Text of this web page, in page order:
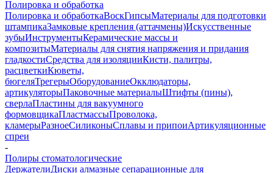
Полировка и обработка
Полировка и обработкаВоскГипсыМатериалы для подготовки
штампикаЗамковые крепления (аттачмены)Искусственные
зубыИнструментыКерамические массы и
композитыМатериалы для снятия напряжения и придания
гладкостиСредства для изоляцииКисти, палитры,
расцветкиКюветы,
бюгеляТрегерыОборудованиеОкклюдаторы,
артикуляторыПаковочные материалыШтифты (пины),
сверлаПластины для вакуумного
формовщикаПластмассыПроволока,
кламерыРазноеСиликоныСплавы и припоиАртикуляционные
спреи
-
Полиры стоматологические
ДержателиДиски алмазные сепарационные для